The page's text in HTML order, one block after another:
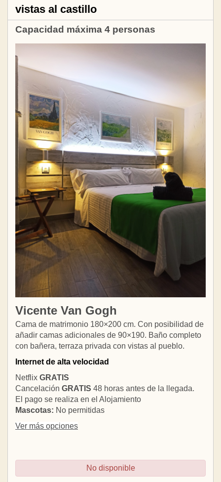
vistas al castillo
Capacidad máxima 4 personas
Vicente Van Gogh
Cama de matrimonio 180×200 cm. Con posibilidad de
añadir camas adicionales de 90×190. Baño completo
con bañera, terraza privada con vistas al pueblo.
Internet de alta velocidad
Netflix GRATIS
Cancelación GRATIS 48 horas antes de la llegada.
El pago se realiza en el Alojamiento
Mascotas: No permitidas
Ver más opciones
No disponible